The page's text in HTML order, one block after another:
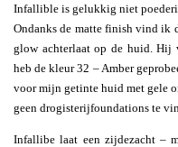
Infallible is gelukkig niet
Ondanks de matte finish vind ik
glow achterlaat op de huid. Hij
heb de kleur 32 – Amber
voor mijn getinte huid met gele
geen drogisterijfoundations te
Infallibe laat een zijdezacht –